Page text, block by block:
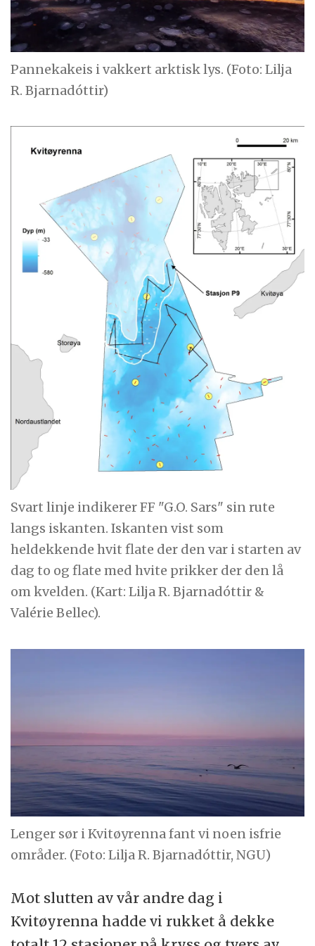
Pannekakeis i vakkert arktisk lys. (Foto: Lilja
R. Bjarnadóttir)
Svart linje indikerer FF "G.O. Sars" sin rute
langs iskanten. Iskanten vist som
heldekkende hvit flate der den var i starten av
dag to og flate med hvite prikker der den lå
om kvelden. (Kart: Lilja R. Bjarnadóttir &
Valérie Bellec).
Lenger sør i Kvitøyrenna fant vi noen isfrie
områder. (Foto: Lilja R. Bjarnadóttir, NGU)
Mot slutten av vår andre dag i
Kvitøyrenna hadde vi rukket å dekke